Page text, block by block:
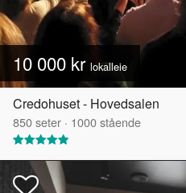
10 000 kr lokalleie
Credohuset - Hovedsalen
850seter · 1000stående